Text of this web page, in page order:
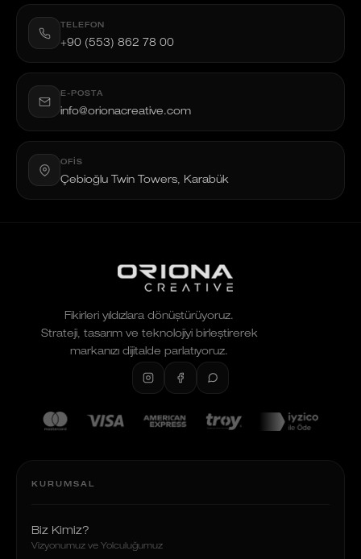
TELEFON
+90 (553) 862 78 00
E-POSTA
info@orionacreative.com
OFIS
Çebioğlu Twin Towers, Karabük
Fikirleri yıldızlara dönüştürüyoruz.
Strateji, tasarım ve teknolojiyi birleştirerek
markanızı dijitalde parlatıyoruz.
KURUMSAL
Biz Kimiz?
Vizyonumuz ve Yolculuğumuz